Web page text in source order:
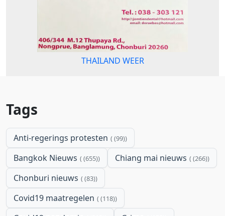
THAILAND WEER
Tags
Anti-regerings protesten (99)
Bangkok Nieuws (655) Chiang mai nieuws (266)
Chonburi nieuws (83)
Covid19 maatregelen (118)